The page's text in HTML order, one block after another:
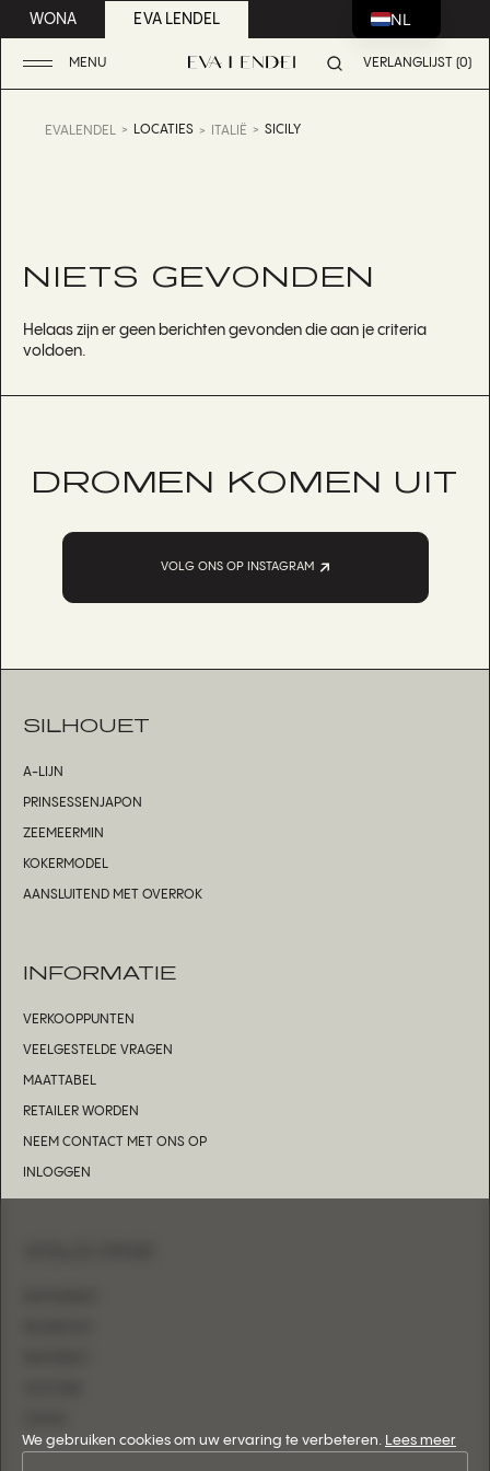
WONA EVA LENDEL
MENU VERLANGLIJST (0)
EVALENDEL LOCATIES ITALIË SICILY
NIETS GEVONDEN
Helaas zijn er geen berichten gevonden die aan je criteria
voldoen.
DROMEN KOMEN UIT
VOLG ONS OP INSTAGRAM
SILHOUET
A-LIJN
PRINSESSENJAPON
ZEEMEERMIN
KOKERMODEL
AANSLUITEND MET OVERROK
INFORMATIE
VERKOOPPUNTEN
VEELGESTELDE VRAGEN
MAATTABEL
RETAILER WORDEN
NEEM CONTACT MET ONS OP
INLOGGEN
We gebruiken cookies om uw ervaring te verbeteren. Lees meer
NL